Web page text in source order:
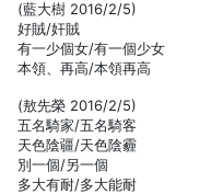
(藍大樹 2016/2/5)
好賊/奸賊
有一少個女/有一個少女
本領、再高/本領再高
(敖先榮 2016/2/5)
五名騎家/五名騎客
天色陰疆/天色陰霾
別一個/另一個
多大有耐/多大能耐